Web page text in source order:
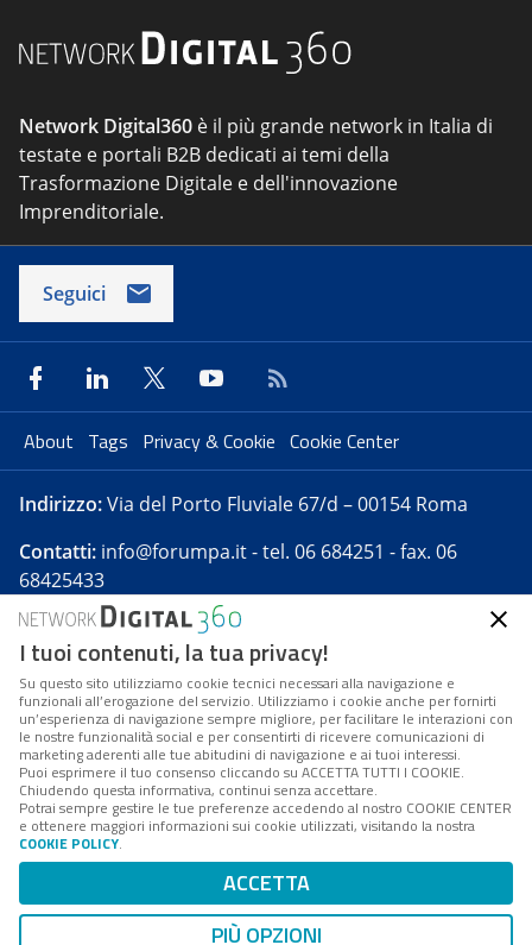
Network Digital360 è il più grande network in Italia di
testate e portali B2B dedicati ai temi della
Trasformazione Digitale e dell'innovazione
Imprenditoriale.
Seguici
About Tags Privacy & Cookie Cookie Center
Indirizzo:Via del Porto Fluviale 67/d – 00154 Roma
Contatti: info@forumpa.it- tel. 06 684251 - fax. 06
68425433
Forumpa.itè una pubblicazione telematica iscritta
presso Registro della stampa del Tribunale di Roma -
Reg. n. 182 del 2 maggio 2008 - Direttore resp. Michela
Stentella
FPA s.r.l. è società soggetta a Direzione e
Coordinamento da parte di Digital360 S.p.A. - FPA s.r.l.
è un'azienda certificata per il sistema di management
Codice Fiscale/Partita IVA n. 10693191008 - R.E.A. Roma
n. 1249791. ISP AWS
Mappa del sito
I tuoi contenuti, la tua privacy!
Su questo sito utilizziamo cookie tecnici necessari alla navigazione e
funzionali all’erogazione del servizio. Utilizziamo i cookie anche per fornirti
un’esperienza di navigazione sempre migliore, per facilitare le interazioni con
le nostre funzionalità social e per consentirti di ricevere comunicazioni di
marketing aderenti alle tue abitudini di navigazione e ai tuoi interessi.
Puoi esprimere il tuo consenso cliccando su ACCETTA TUTTI I COOKIE.
Chiudendo questa informativa, continui senza accettare.
Potrai sempre gestire le tue preferenze accedendo al nostro COOKIE CENTER
e ottenere maggiori informazioni sui cookie utilizzati, visitando la nostra
COOKIE POLICY.
ACCETTA
PIÙ OPZIONI